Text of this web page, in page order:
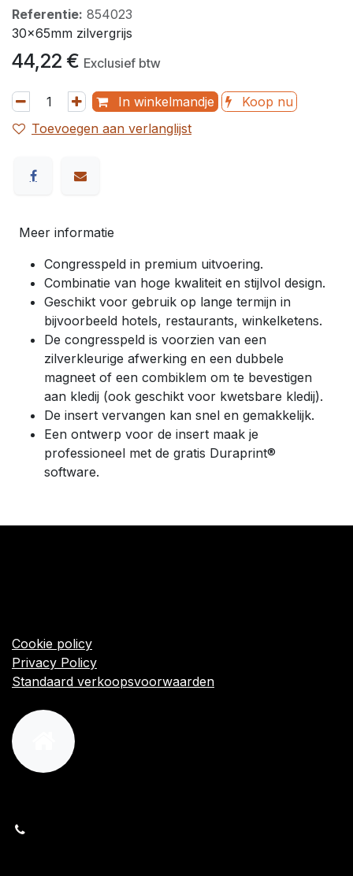
Referentie: 854023
30x65mm zilvergrijs
44,22 € Exclusief btw
In winkelmandje
Koop nu
Toevoegen aan verlanglijst
Meer informatie
Congresspeld in premium uitvoering.
Combinatie van hoge kwaliteit en stijlvol design.
Geschikt voor gebruik op lange termijn in
bijvoorbeeld hotels, restaurants, winkelketens.
De congresspeld is voorzien van een
zilverkleurige afwerking en een dubbele
magneet of een combiklem om te bevestigen
aan kledij (ook geschikt voor kwetsbare kledij).
De insert vervangen kan snel en gemakkelijk.
Een ontwerp voor de insert maak je
professioneel met de gratis Duraprint®
software.
Cookie policy
Privacy Policy
Standaard verkoopsvoorwaarden